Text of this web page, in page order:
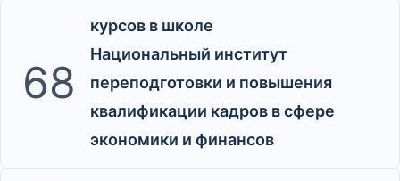
68
курсов в школе
Национальный институт
переподготовки и повышения
квалификации кадров в сфере
экономики и финансов